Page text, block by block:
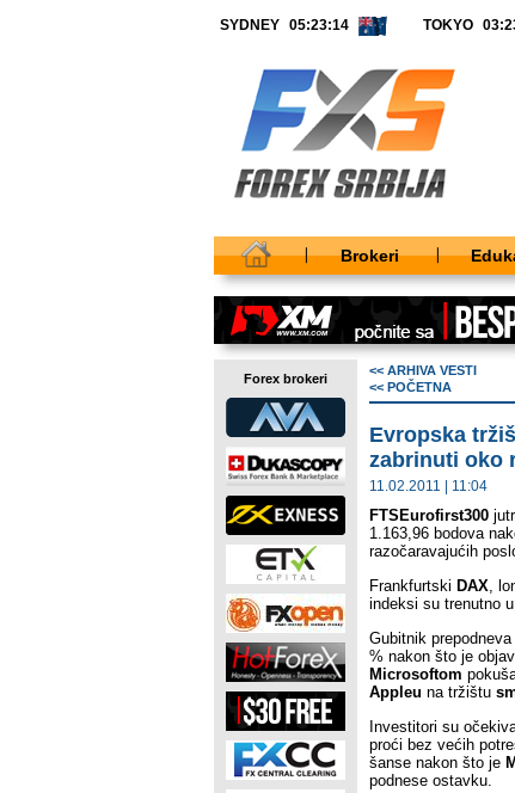
SYDNEY TOKYO
Brokeri
Forex brokeri
<< ARHIVA VESTI
<< POČETNA
Evropska
zabrinuti oko
11.02.2011 | 11:04
FTSEurofirst300
1.163,96 bodova
razočaravajućih
Frankfurtski DAX,
indeksi su trenutno
Gubitnik prepodneva
% nakon što je
Microsoftom
Appleu na tržištu
Investitori su
proći bez većih
šanse nakon što je
podnese ostavku.